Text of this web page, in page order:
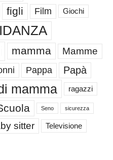
figli Film Giochi
mamma Mamme
Pappa Papà
mamma ragazzi
Seno sicurezza
sitter Televisione